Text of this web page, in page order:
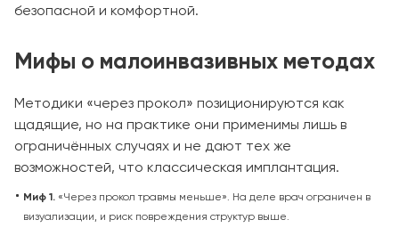
безопасной и комфортной.
Мифы о малоинвазивных методах
Методики «через прокол» позиционируются как
щадящие, но на практике они применимы лишь в
ограничённых случаях и не дают тех же
возможностей, что классическая имплантация.
Миф 1. «Через прокол травмы меньше». На деле врач ограничен в
визуализации, и риск повреждения структур выше.